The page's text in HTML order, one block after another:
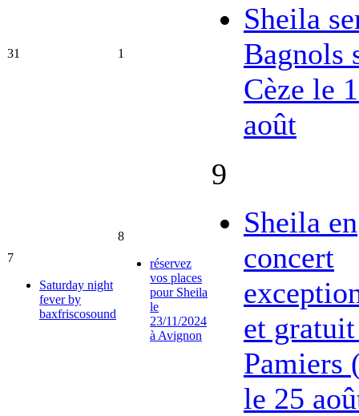
31 1
Sheila
Bagnols
Cèze le
août
7
Saturday night
fever by
baxfriscosound
8
réservez
vos places
pour Sheila
le
23/11/2024
à Avignon
9
Sheila en
concert
et
Pamiers
le 25